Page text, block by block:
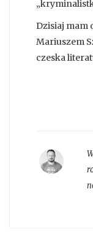
Dzisiaj mam
Mariuszem
czeska